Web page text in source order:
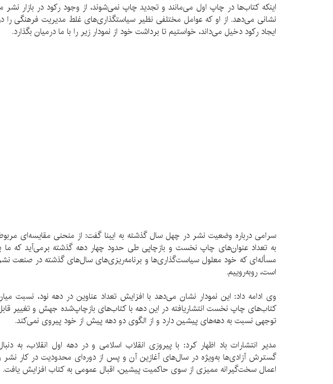
اینکه کتاب‌ها در چاپ اول می‌مانند و تجدید چاپ نمی‌شوند، از وجود رکود در بازار نشر
نشانی می‌دهد. از او که عوامل مختلفی نظیر سیاستگذاری‌های غلط مدیریت فرهنگی را
ایجاد رکود دخیل می‌داند، خواستیم تا برداشت خود از نمودار زیر را با ما درمیان بگذارد.
سرامی درباره وضعیت نشر در چهل سال گذشته به ایبنا گفت: از منحنی مقایسه‌ای
به تعداد عنوان‌های چاپ نخست و بازچاپی طی حدود چهار دهه گذشته برمی‌آید که ما
مسأله‌ا‌ی که خود معلول سیاست‌گذاری‌ها و برنامه‌ریزی‌های سال‌های گذشته در صنعت
است، روبه‌روییم.
وی ادامه داد: این نمودار نشان می‌دهد با افزایش تعداد عناوین در دهه‌ نود، نسبت
کتاب‌های چاپ نخست انتشاریافته در این دهه با کتاب‌های بازچاپ‌شده جهش و تغییر
توجهی نسبت به دهه‌های پیشین دارد و از الگوی دو دهه‌ پیش از خود پیروی نمی‌کند.
مدیر انتشارات باد اظهار کرد: با پیروزی انقلاب اسلامی و در دهه اول انقلاب، به
گسترش آزادی‌ها به‌ویژه در سال‌های آغازین آن و پس از دوره‌ای محدودیت در کار نشر
اعمال سخت‌گیرانه‌ ممیزی از سوی حاکمیت پیشین، اقبال عمومی به کتاب افزایش یافت.